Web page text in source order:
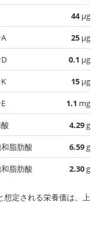
44µg
25 µg
0.1 µg
15 µg
1.1 mg
4.29g
脂肪酸
6.59g
脂肪酸
2.30g
想定される栄養価は、上